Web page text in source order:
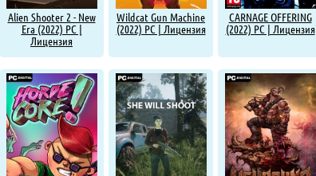
Alien Shooter 2 - New
Era (2022) PC |
Лицензия
Wildcat Gun Machine
(2022) PC | Лицензия
CARNAGE OFFERING
(2022) PC | Лицензия